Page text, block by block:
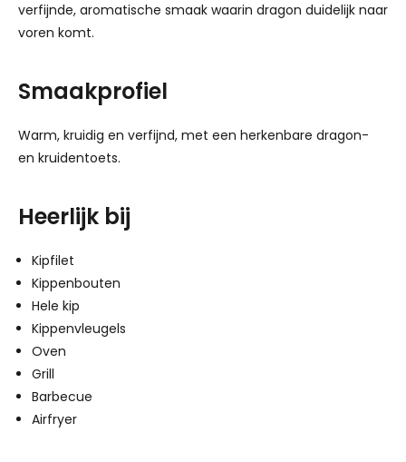
verfijnde, aromatische smaak waarin dragon duidelijk naar
voren komt.
Smaakprofiel
Warm, kruidig en verfijnd, met een herkenbare dragon-
en kruidentoets.
Heerlijk bij
Kipfilet
Kippenbouten
Hele kip
Kippenvleugels
Oven
Grill
Barbecue
Airfryer